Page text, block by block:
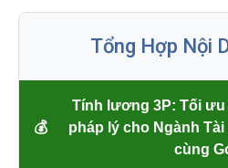
Tổng Hợp Nội
💰
Tính lương 3P: Tối ưu
pháp lý cho Ngành
cùng